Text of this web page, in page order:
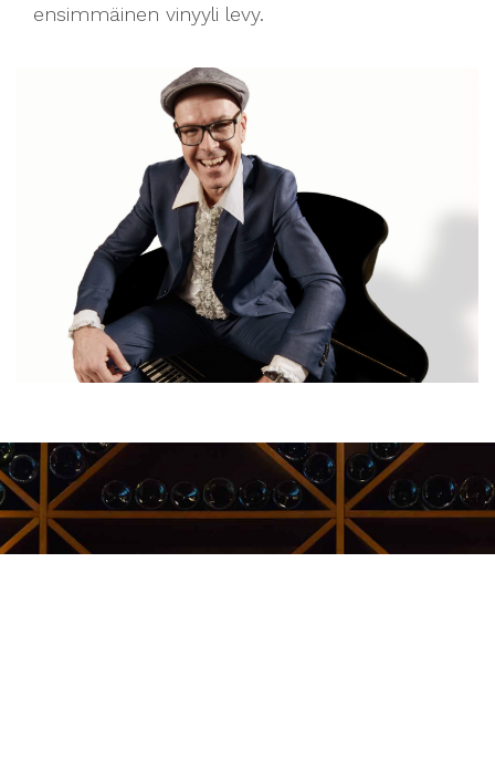
ensimmäinen vinyyli levy.